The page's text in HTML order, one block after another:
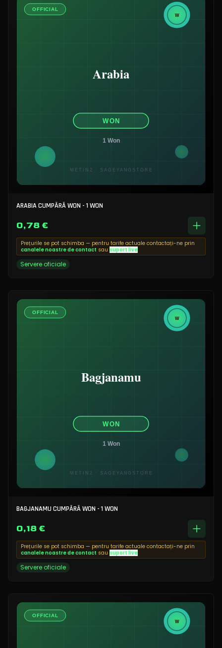
ARABIA CUMPĂRĂ WON - 1 WON
0,78 €
Prețurile se pot schimba — pentru tarife actuale contactați-ne prin
canalele noastre de contact sau suport live
Servere oficiale
BAGJANAMU CUMPĂRĂ WON - 1 WON
0,18 €
Prețurile se pot schimba — pentru tarife actuale contactați-ne prin
canalele noastre de contact sau suport live
Servere oficiale